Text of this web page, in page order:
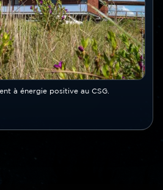
à énergie positive au CSG.